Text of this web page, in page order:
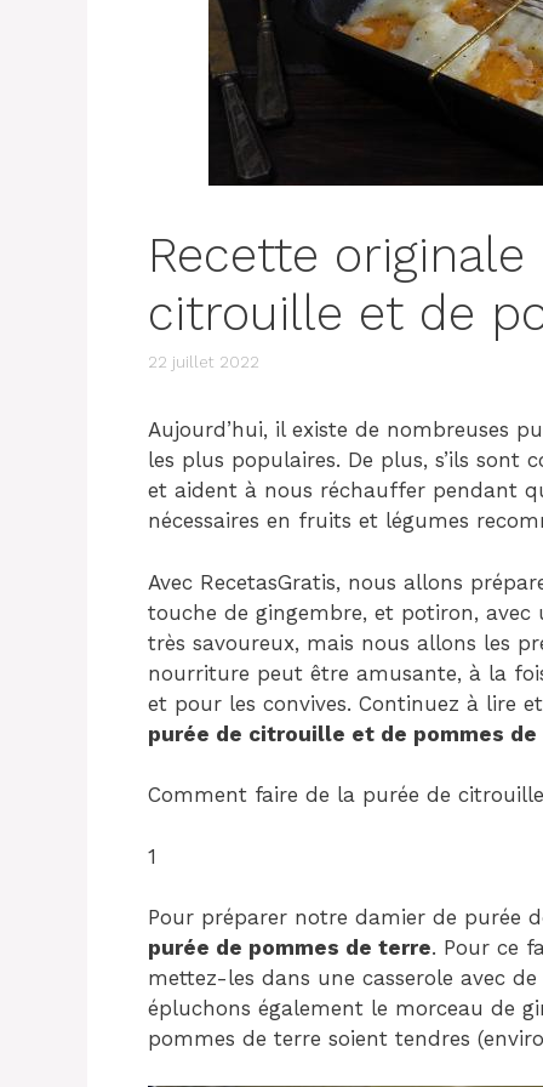
Recette
citrouille et de
22 juillet 2022
Aujourd’hui, il existe de nombreuses
les plus populaires. De plus, s’ils sont
et aident à nous réchauffer pendant
nécessaires en fruits et légumes
Avec RecetasGratis, nous allons
touche de gingembre, et potiron, avec
très savoureux, mais nous allons les
nourriture peut être amusante, à la
et pour les convives. Continuez à lire
purée de citrouille et de pommes
Comment faire de la purée de
1
Pour préparer notre damier de purée
purée de pommes de terre. Pour ce
mettez-les dans une casserole avec
épluchons également le morceau de
pommes de terre soient tendres